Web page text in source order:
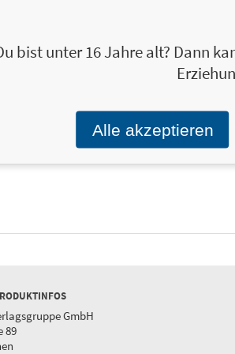
Einfache und kreative
Express-Rezepte für jeden
GmbH
89
bist unter 16 Jahre alt? Dann
Alle akzeptieren